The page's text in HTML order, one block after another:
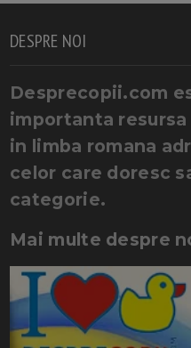
DESPRE NOI
Desprecopii.com
importanta
in limba romana
celor care doresc
categorie.
Mai multe despre